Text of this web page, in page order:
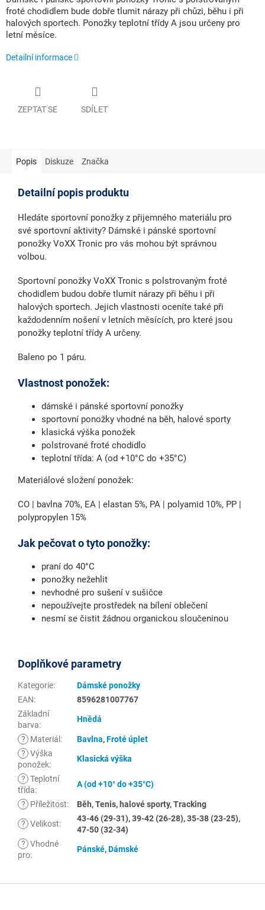
froté chodidlem bude dobře tlumit nárazy při chůzi, běhu i při
halových sportech. Ponožky teplotní třídy A jsou určeny pro
letní měsíce.
Detailní informace
ZEPTAT SE SDÍLET
Popis Diskuze Značka
Detailní popis produktu
Hledáte sportovní ponožky z přijemného materiálu pro
své sportovní aktivity? Dámské i pánské sportovní
ponožky VoXX Tronic pro vás mohou být správnou
volbou.
Sportovní ponožky VoXX Tronic s polstrovaným froté
chodidlem budou dobře tlumit nárazy při běhu i při
halových sportech. Jejich vlastnosti oceníte také při
každodenním nošení v letních měsících, pro které jsou
ponožky teplotní třídy A určeny.
Baleno po 1 páru.
Vlastnost ponožek:
dámské i pánské sportovní ponožky
sportovní ponožky vhodné na běh, halové sporty
klasická výška ponožek
polstrované froté chodidlo
teplotní třída: A (od +10°C do +35°C)
Materiálové složení ponožek:
CO | bavlna 70%, EA | elastan 5%, PA | polyamid 10%, PP |
polypropylen 15%
Jak pečovat o tyto ponožky:
praní do 40°C
ponožky nežehlit
nevhodné pro sušení v sušičce
nepoužívejte prostředek na bílení oblečení
nesmí se čistit žádnou organickou sloučeninou
Doplňkové parametry
Kategorie:
Dámské ponožky
EAN:
8596281007767
Základní
barva:
Hnědá
? Materiál : Bavlna,Froté úplet
? Výška
ponožek:
Klasická výška
? Teplotní
třída:
A (od +10° do +35°C)
? Příležitost: Běh, Tenis, halové sporty, Tracking
? Velikost:
43-46 (29-31), 39-42 (26-28), 35-38 (23-25),
47-50 (32-34)
? Vhodné
pro:
Pánské,Dámské